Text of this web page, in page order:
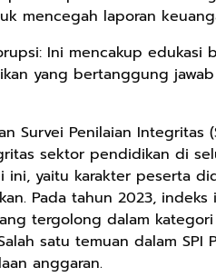
mencegah laporan
Ini mencakup
yang bertanggung
Survei Penilaian Integritas
sektor pendidikan di
ini, yaitu karakter peserta
Pada tahun 2023,
tergolong dalam
satu temuan dalam SPI
anggaran.